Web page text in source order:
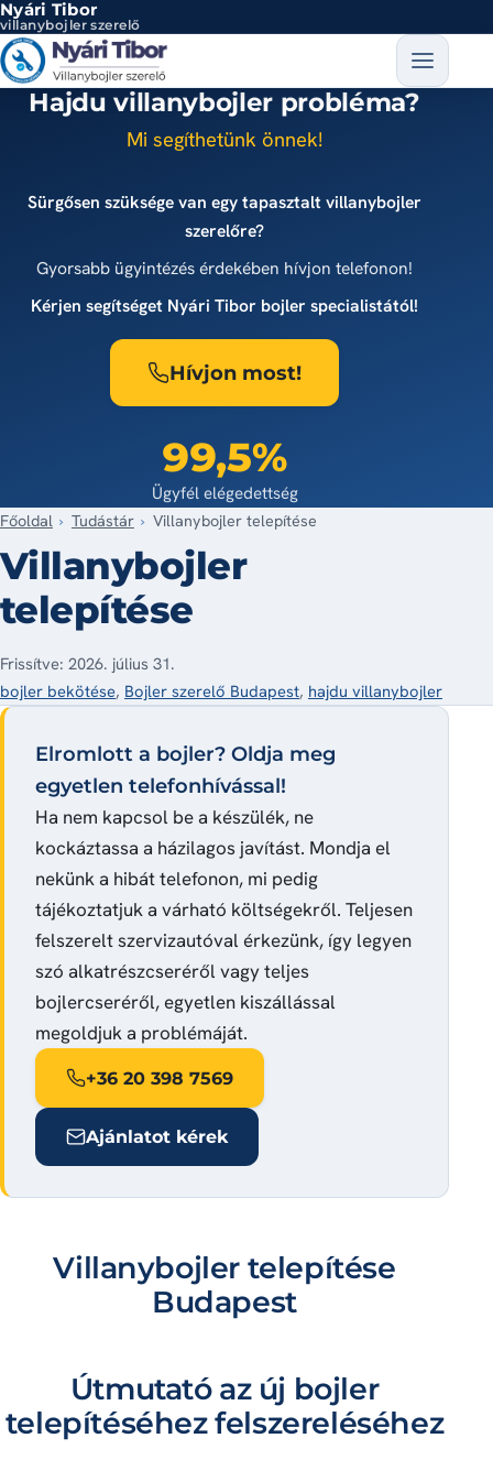
Ugrás a tartalomra
Nyári Tibor
villanybojler szerelő
Hajdu villanybojler probléma?
Mi segíthetünk önnek!
Sürgősen szüksége van egy tapasztalt villanybojler
szerelőre?
Gyorsabb ügyintézés érdekében hívjon telefonon!
Kérjen segítséget Nyári Tibor bojler specialistától!
Hívjon most!
99,5%
Ügyfél elégedettség
Főoldal Tudástár Villanybojler telepítése
Villanybojler
telepítése
Frissítve: 2026. július 31.
bojler bekötése, Bojler szerelő Budapest, hajdu villanybojler
Elromlott a bojler? Oldja meg
egyetlen telefonhívással!
Ha nem kapcsol be a készülék, ne
kockáztassa a házilagos javítást. Mondja el
nekünk a hibát telefonon, mi pedig
tájékoztatjuk a várható költségekről. Teljesen
felszerelt szervizautóval érkezünk, így legyen
szó alkatrészcseréről vagy teljes
bojlercseréről, egyetlen kiszállással
megoldjuk a problémáját.
+36 20 398 7569
Ajánlatot kérek
Villanybojler telepítése
Budapest
Útmutató az új bojler
telepítéséhez felszereléséhez